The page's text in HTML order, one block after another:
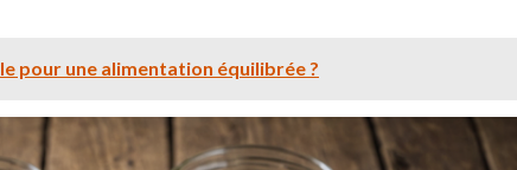
pour une alimentation équilibrée ?